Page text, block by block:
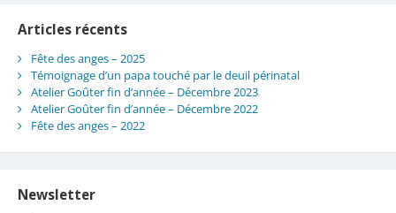
Articles récents
Fête des anges – 2025
Témoignage d’un papa touché par le deuil périnatal
Atelier Goûter fin d’année – Décembre 2023
Atelier Goûter fin d’année – Décembre 2022
Fête des anges – 2022
Newsletter